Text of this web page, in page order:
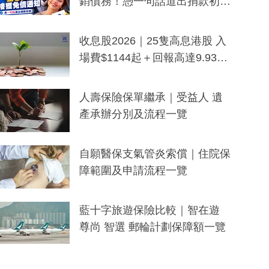
一度被誤當詐騙手段
收息股2026｜25隻高息港股 入
場費$1144起＋回報高達9.93
人壽保險保單繼承｜受益人 遺
產承辦分別及流程一覽
自願醫保支氣管炎索償｜住院保
障範圍及申請流程一覽
藍十字旅遊保險比較｜智在遊
尊尚 智選 郵輪計劃保障額一覽